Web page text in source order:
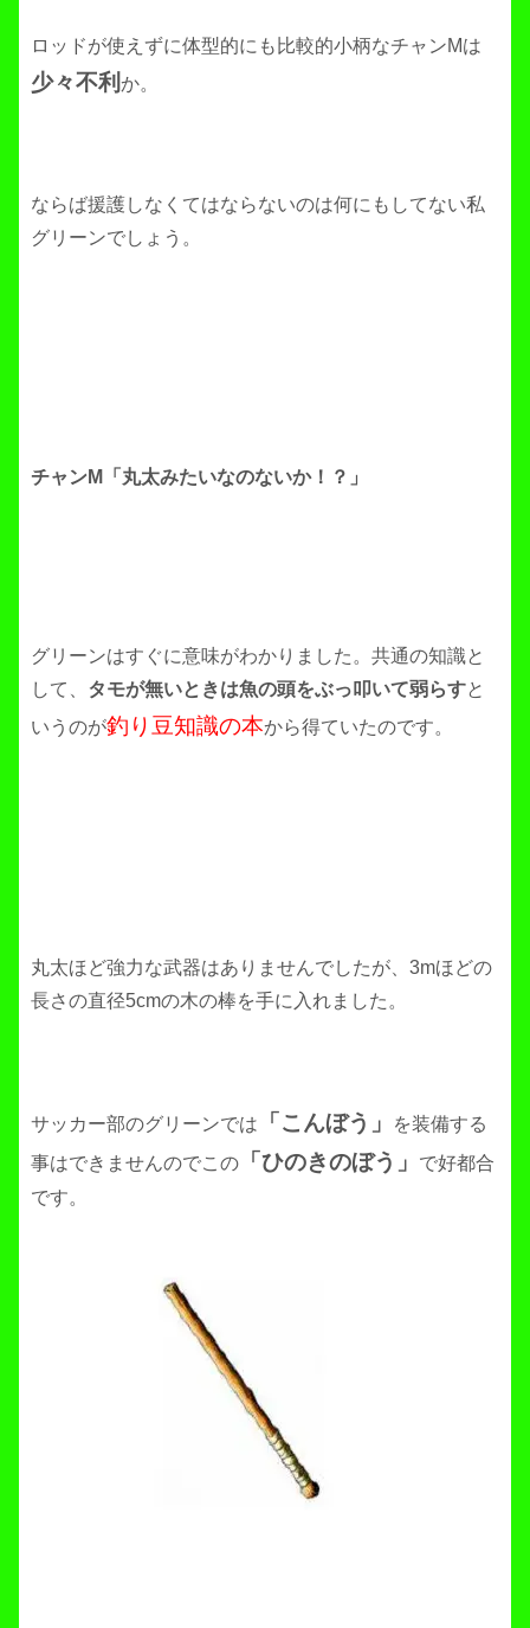
ロッドが使えずに体型的にも比較的小柄なチャンMは
少々不利 か。
ならば援護しなくてはならないのは何にもしてない私
グリーンでしょう。
チャンM「丸太みたいなのないか！？」
グリーンはすぐに意味がわかりました。共通の知識と
して、
タモが無いときは魚の頭をぶっ叩いて弱らすと
いうのが釣り豆知識の本から得ていたのです。
丸太ほど強力な武器はありませんでしたが、3mほどの
長さの直径5cmの木の棒を手に入れました。
サッカー部のグリーンでは 「こんぼう」
を装備する
事はできませんのでこの
「ひのきのぼう」
で好都合
です。